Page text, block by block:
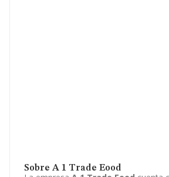
Sobre A 1 Trade Eood